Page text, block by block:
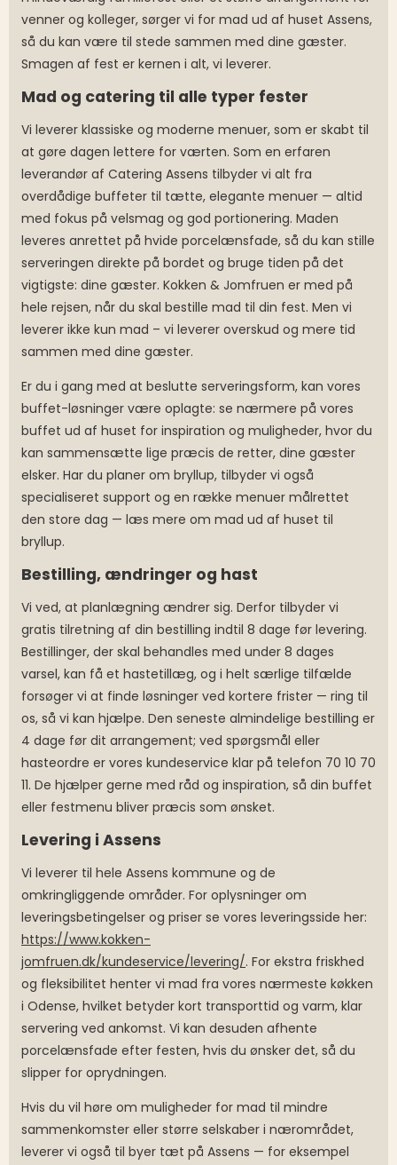
venner og kolleger, sørger vi for mad ud af huset Assens,
så du kan være til stede sammen med dine gæster.
Smagen af fest er kernen i alt, vi leverer.
Mad og catering til alle typer fester
Vi leverer klassiske og moderne menuer, som er skabt til
at gøre dagen lettere for værten. Som en erfaren
leverandør af Catering Assens tilbyder vi alt fra
overdådige buffeter til tætte, elegante menuer — altid
med fokus på velsmag og god portionering. Maden
leveres anrettet på hvide porcelænsfade, så du kan stille
serveringen direkte på bordet og bruge tiden på det
vigtigste: dine gæster. Kokken & Jomfruen er med på
hele rejsen, når du skal bestille mad til din fest. Men vi
leverer ikke kun mad – vi leverer overskud og mere tid
sammen med dine gæster.
Er du i gang med at beslutte serveringsform, kan vores
buffet-løsninger være oplagte: se nærmere på vores
buffet ud af huset for inspiration og muligheder, hvor du
kan sammensætte lige præcis de retter, dine gæster
elsker. Har du planer om bryllup, tilbyder vi også
specialiseret support og en række menuer målrettet
den store dag — læs mere om mad ud af huset til
bryllup.
Bestilling, ændringer og hast
Vi ved, at planlægning ændrer sig. Derfor tilbyder vi
gratis tilretning af din bestilling indtil 8 dage før levering.
Bestillinger, der skal behandles med under 8 dages
varsel, kan få et hastetillæg, og i helt særlige tilfælde
forsøger vi at finde løsninger ved kortere frister — ring til
os, så vi kan hjælpe. Den seneste almindelige bestilling er
4 dage før dit arrangement; ved spørgsmål eller
hasteordre er vores kundeservice klar på telefon 70 10 70
11. De hjælper gerne med råd og inspiration, så din buffet
eller festmenu bliver præcis som ønsket.
Levering i Assens
Vi leverer til hele Assens kommune og de
omkringliggende områder. For oplysninger om
leveringsbetingelser og priser se vores leveringsside her:
https://www.kokken-
jomfruen.dk/kundeservice/levering/. For ekstra friskhed
og fleksibilitet henter vi mad fra vores nærmeste køkken
i Odense, hvilket betyder kort transporttid og varm, klar
servering ved ankomst. Vi kan desuden afhente
porcelænsfade efter festen, hvis du ønsker det, så du
slipper for oprydningen.
Hvis du vil høre om muligheder for mad til mindre
sammenkomster eller større selskaber i nærområdet,
leverer vi også til byer tæt på Assens — for eksempel